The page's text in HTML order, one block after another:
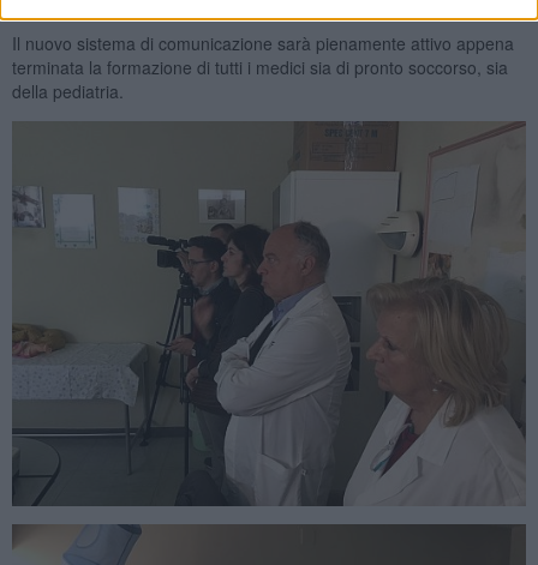
Il nuovo sistema di comunicazione sarà pienamente attivo appena
terminata la formazione di tutti i medici sia di pronto soccorso, sia
della pediatria.